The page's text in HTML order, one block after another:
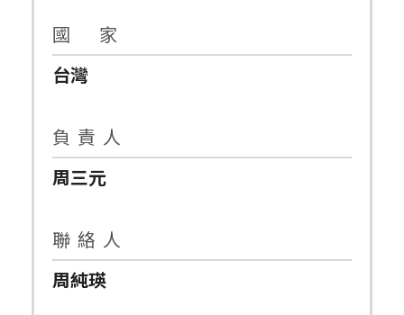
國 家
台灣
負 責 人
周三元
聯 絡 人
周純瑛